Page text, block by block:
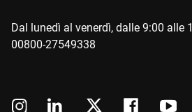
Dal lunedì al venerdì, dalle 9:00 alle
00800-27549338